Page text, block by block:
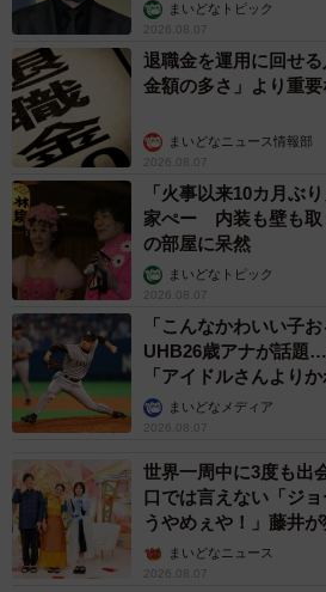
作物被害などを理由に駆除範囲を広
言をしています。このことに反対す
ンを中心に今年の3月末から行って
として約1万4千筆の署名を7月19日
長、村上委員長宛てに提出してきた
署名を集めておりますので柵の設置
もらい、知事に発言を撤回しても
たいと思っています。
交通事故に関しては以前から県庁前
の芝生の改善や169号線、飛火野前
での注意喚起の標識設置や道路ペイ
しています。さらに、アメリカの高
故が減った例があります。オジロジ
で奈良公園でも応用できないかな
も犬の散歩マナーの改善や、水が少
設置するなど、奈良公園内の鹿が暮
まいどなトピック
2026.08.07
退職金を運用に回せ
金額の多さ」より重
まいどなニュース情報部
2026.08.07
「火事以来10カ月ぶ
家ぺー 内装も壁も取
の部屋に呆然
まいどなトピック
2026.08.07
「こんなかわいい子
UHB26歳アナが話題
「アイドルさんより
か」まいどなメディア
2026.08.07
世界一周中に3度も出
口では言えない「ジ
うやめぇや！」藤井
ん】まいどなニュース
2026.08.07